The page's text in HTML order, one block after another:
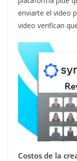
enviarte el video
video verifican
Costos de la